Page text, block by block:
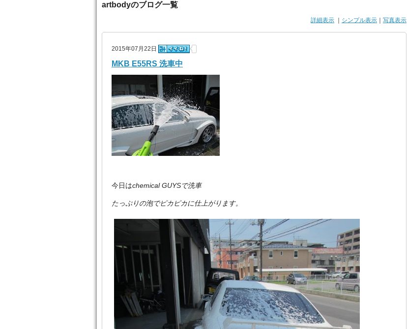
artbodyのブログ一覧
詳細表示 シンプル表示 写真表示
2015年07月22日
MKB E55RS 洗車中
今日はchemical GUYSで洗車
たっぷりの泡でピカピカに仕上がります。